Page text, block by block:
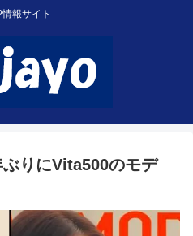
情報サイト
りにVita500のモデ